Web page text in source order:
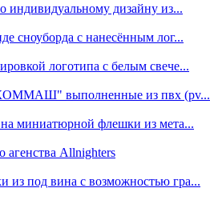
индивидуальному дизайну из...
сноуборда с нанесённым лог...
логотипа с белым свече...
выполненные из пвх (pv...
на миниатюрной флешки из мета...
агенства Allnighters
из под вина с возможностью гра...